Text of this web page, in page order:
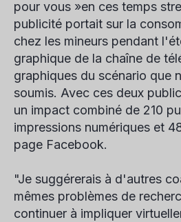
pour vous »en ces temps
publicité portait sur la
chez les mineurs pendant
graphique de la chaîne de
graphiques du scénario que
soumis. Avec ces deux
un impact combiné de 210
impressions numériques et
page Facebook.
"Je suggérerais à d'autres
mêmes problèmes de
continuer à impliquer